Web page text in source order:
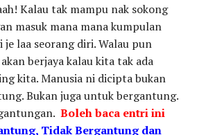
Kalau tak mampu nak sokong
masuk mana mana kumpulan
laa seorang diri. Walau pun
berjaya kalau kita tak ada
kita. Manusia ni dicipta bukan
Bukan juga untuk bergantung.
Boleh baca entri ini
Tidak Bergantung dan